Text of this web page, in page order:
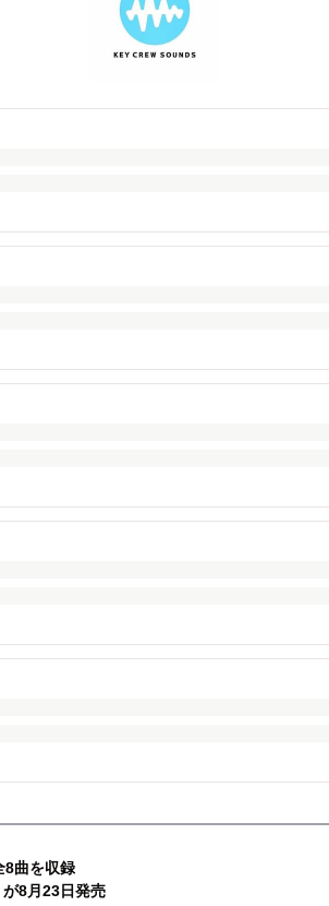
8曲を収録
8月23日発売